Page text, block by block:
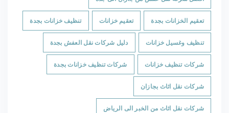
تعقيم الخزانات بجدة تعقيم خزانات تنظيف خزانات بجدة
تنظيف وغسيل خزانات دليل شركات نقل العفش بجدة
شركات تنظيف خزانات شركات تنظيف خزانات بجدة
شركات نقل اثاث بجازان
شركات نقل اثاث من الخبر الى الرياض